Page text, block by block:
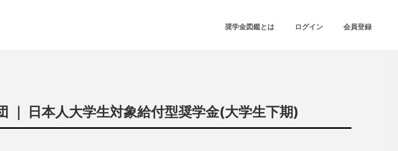
奨学金図鑑とは ログイン 会員登録
｜ 日本人大学生対象給付型奨学金(大学生下期)